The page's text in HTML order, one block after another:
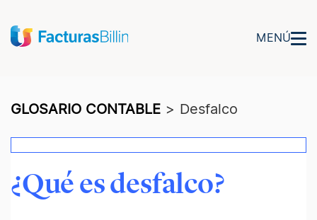
MENÚ
GLOSARIO CONTABLE > Desfalco
¿Qué es desfalco?